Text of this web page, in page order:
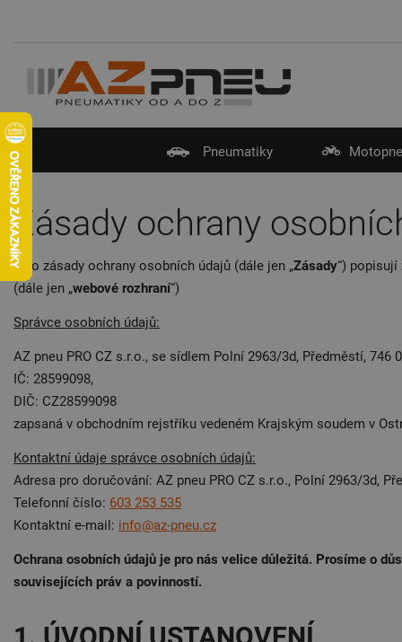
Pneumatiky
Zásady ochrany
Tyto zásady ochrany osobních údajů (dále jen „Zásady“)
(dále jen „webové rozhraní“)
Správce osobních údajů:
AZ pneu PRO CZ s.r.o., se sídlem Polní 2963/3d, Předměstí, 746
IČ: 28599098,
DIČ: CZ28599098
zapsaná v obchodním rejstříku vedeném Krajským soudem v
Kontaktní údaje správce osobních údajů:
Adresa pro doručování: AZ pneu PRO CZ s.r.o., Polní 2963/3d,
Telefonní číslo: 603 253 535
Kontaktní e-mail: info@az-pneu.cz
Ochrana osobních údajů je pro nás velice důležitá. Prosíme o
souvisejících práv a povinností.